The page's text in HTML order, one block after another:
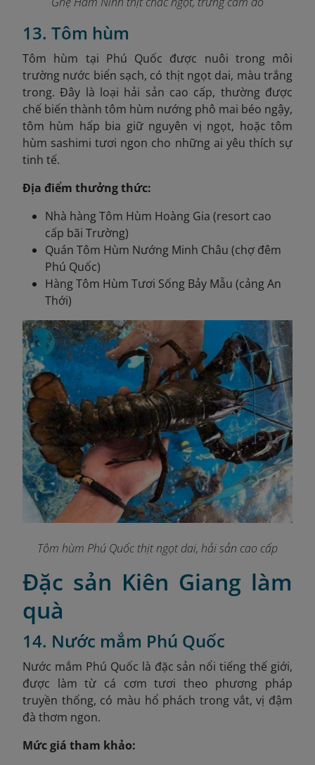
13. Tôm hùm
Tôm hùm tại Phú Quốc được nuôi trong môi
trường nước biển sạch, có thịt ngọt dai, màu trắng
trong. Đây là loại hải sản cao cấp, thường được
chế biến thành tôm hùm nướng phô mai béo ngậy,
tôm hùm hấp bia giữ nguyên vị ngọt, hoặc tôm
hùm sashimi tươi ngon cho những ai yêu thích sự
tinh tế.
Địa điểm thưởng thức:
Nhà hàng Tôm Hùm Hoàng Gia (resort cao
cấp bãi Trường)
Quán Tôm Hùm Nướng Minh Châu (chợ đêm
Phú Quốc)
Hàng Tôm Hùm Tươi Sống Bảy Mẫu (cảng An
Thới)
Tôm hùm Phú Quốc thịt ngọt dai, hải sản cao cấp
Đặc sản Kiên Giang làm
quà
14. Nước mắm Phú Quốc
Nước mắm Phú Quốc là đặc sản nổi tiếng thế giới,
được làm từ cá cơm tươi theo phương pháp
truyền thống, có màu hổ phách trong vắt, vị đậm
đà thơm ngon.
Mức giá tham khảo: